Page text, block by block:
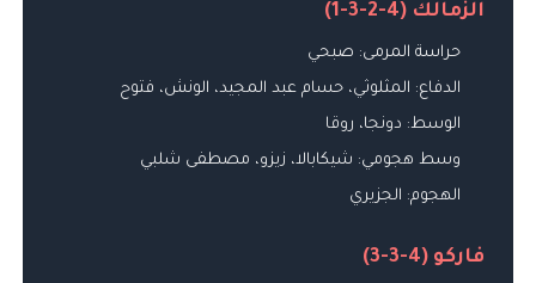
الزمالك (4-2-3-1)
حراسة المرمى: صبحي
الدفاع: المثلوثي، حسام عبد المجيد، الونش، فتوح
الوسط: دونجا، روقا
وسط هجومي: شيكابالا، زيزو، مصطفى شلبي
الهجوم: الجزيري
فاركو (4-3-3)